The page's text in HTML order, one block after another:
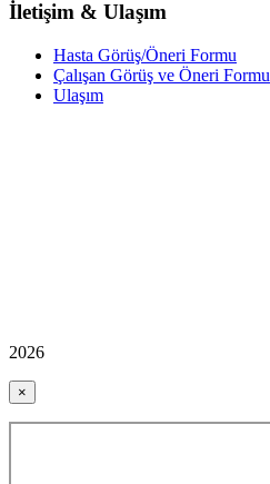
İletişim & Ulaşım
Hasta Görüş/Öneri Formu
Çalışan Görüş ve Öneri Formu
Ulaşım
2026
×